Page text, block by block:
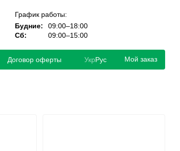
График работы:
Будние:
09:00–18:00
Сб:
09:00–15:00
Договор оферты УкрРус Мой заказ